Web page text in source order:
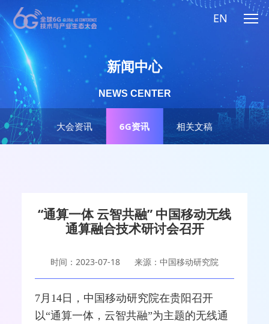
EN
大会资讯 6G资讯 相关文稿
新闻中心
NEWS CENTER
“通算一体 云智共融” 中国移动无线
通算融合技术研讨会召开
时间：2023-07-18 来源：中国移动研究院
7月14日， 中国移动研究院在贵阳召开
以“通算一体，云智共融”为主题的无线通